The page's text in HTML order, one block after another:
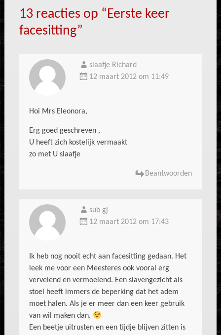
13 reacties op “Eerste keer
facesitting”
slaafje Richard
12 maart 2012 om 11:49
Hoi Mrs Eleonora,
Erg goed geschreven ,
U heeft zich kostelijk vermaakt
zo met U slaafje
Beantwoorden
sub gj
12 maart 2012 om 17:43
Ik heb nog nooit echt aan facesitting gedaan. Het
leek me voor een Meesteres ook vooral erg
vervelend en vermoeiend. Een slavengezicht als
stoel heeft immers de beperking dat het adem
moet halen. Als je er meer dan een keer gebruik
van wil maken dan.
Een beetje uitrusten en een tijdje blijven zitten is